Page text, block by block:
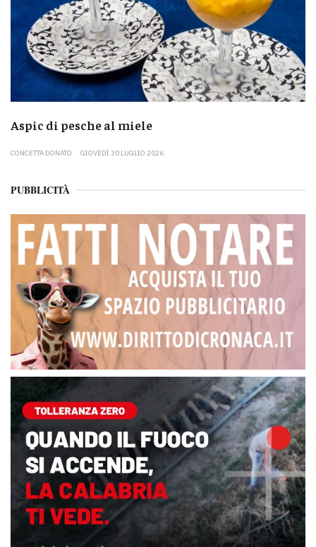
Aspic di pesche al miele
CONCETTA DONATO GIOVEDÌ 30 LUGLIO 2026
PUBBLICITÀ